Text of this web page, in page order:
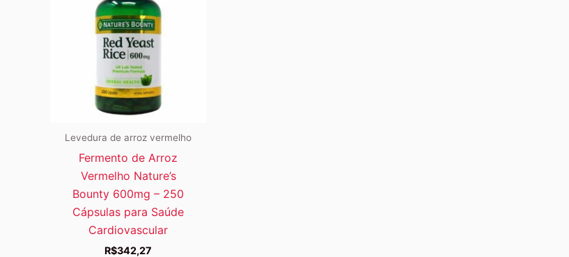
Levedura de arroz vermelho
Fermento de Arroz
Vermelho Nature’s
Bounty 600mg – 250
Cápsulas para Saúde
Cardiovascular
R$342,27